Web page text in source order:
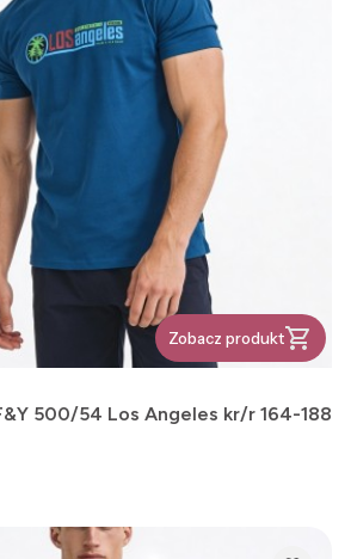
Zobacz produkt
500/54 Los Angeles kr/r 164-188